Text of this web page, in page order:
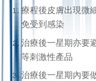
療程後皮膚出現微
免受到感染
治療後一星期亦要
等刺激性產品
治療後一星期內要